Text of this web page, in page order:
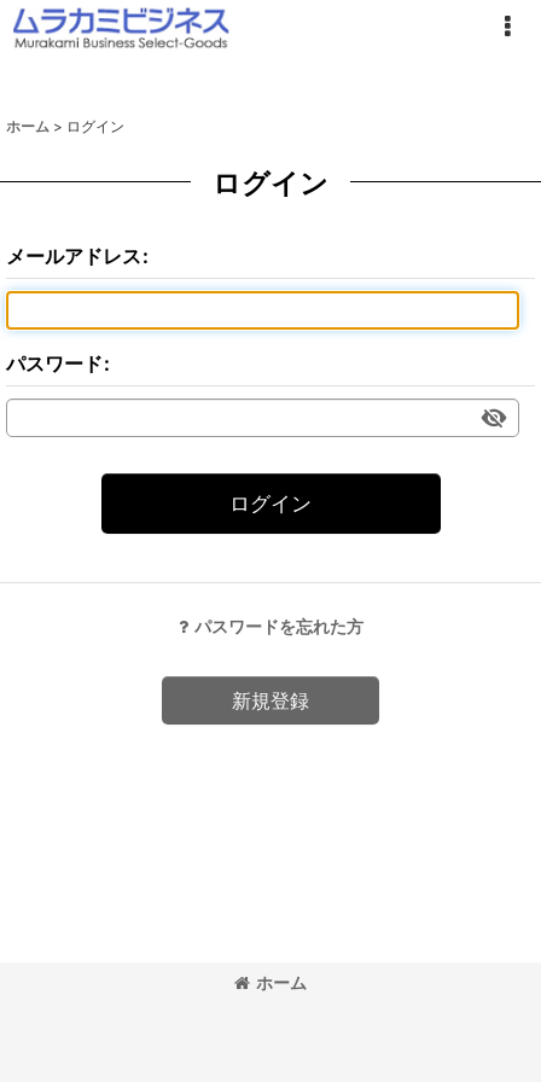
ホーム > ログイン
ログイン
メールアドレス:
パスワード:
ログイン
パスワードを忘れた方
新規登録
ホーム